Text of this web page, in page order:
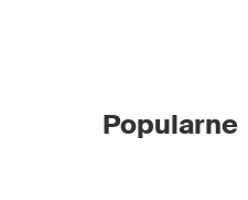
Popularne